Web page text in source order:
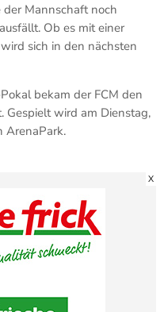
Mannschaft noch
Ob es mit einer
sich in den nächsten
bekam der FCM den
Gespielt wird am Dienstag,
ArenaPark.
X